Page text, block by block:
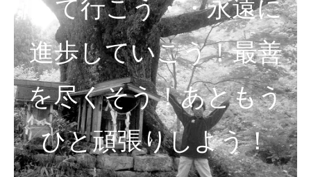
って行こう・・永遠に
進歩していこう！最善
を尽くそう！あともう
ひと頑張りしよう！